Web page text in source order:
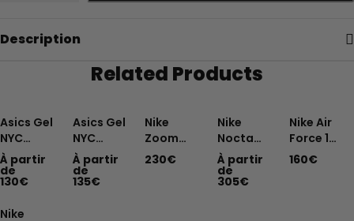
Description
Related Products
Asics Gel
NYC
Oyster
Grey
À partir
de
130€
Asics Gel
NYC
Cream
Mineral
Beige
À partir
de
135€
Nike
Zoom
Vomero 5
230€
Nike
Nocta
Hot step
2 Black
À partir
de
305€
Nike Air
Force 1
Custom
160€
Nike